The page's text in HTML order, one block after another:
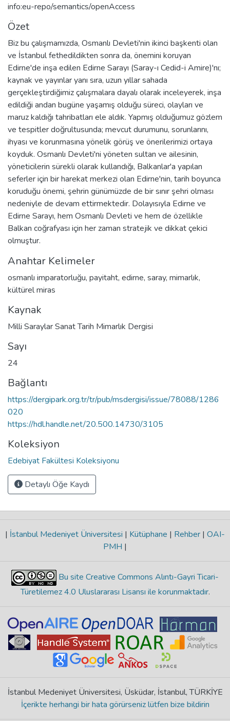
info:eu-repo/semantics/openAccess
Özet
Biz bu çalışmamızda, Osmanlı Devleti'nin ikinci başkenti olan
ve İstanbul fethedildikten sonra da, önemini koruyan
Edirne'de inşa edilen Edirne Sarayı (Saray-ı Cedid-i Amire)'nı;
kaynak ve yayınlar yanı sıra, uzun yıllar sahada
gerçekleştirdiğimiz çalışmalara dayalı olarak inceleyerek, inşa
edildiği andan bugüne yaşamış olduğu süreci, olayları ve
maruz kaldığı tahribatları ele aldık. Yapmış olduğumuz gözlem
ve tespitler doğrultusunda; mevcut durumunu, sorunlarını,
ihyası ve korunmasına yönelik görüş ve önerilerimizi ortaya
koyduk. Osmanlı Devleti'ni yöneten sultan ve ailesinin,
yöneticilerin sürekli olarak kullandığı, Balkanlar'a yapılan
seferler için bir harekat merkezi olan Edirne'nin, tarih boyunca
koruduğu önemi, şehrin günümüzde de bir sınır şehri olması
nedeniyle de devam ettirmektedir. Dolayısıyla Edirne ve
Edirne Sarayı, hem Osmanlı Devleti ve hem de özellikle
Balkan coğrafyası için her zaman stratejik ve dikkat çekici
olmuştur.
Anahtar Kelimeler
osmanlı imparatorluğu, payitaht, edirne, saray, mimarlık,
kültürel miras
Kaynak
Milli Saraylar Sanat Tarih Mimarlık Dergisi
Sayı
24
Bağlantı
https://dergipark.org.tr/tr/pub/msdergisi/issue/78088/1286
020
https://hdl.handle.net/20.500.14730/3105
Koleksiyon
Edebiyat Fakültesi Koleksiyonu
Detaylı Öğe Kaydı
| İstanbul Medeniyet Üniversitesi | Kütüphane | Rehber | OAI-
PMH |
Bu site Creative Commons Alıntı-Gayri Ticari-
Türetilemez 4.0 Uluslararası Lisansı ile korunmaktadır.
İstanbul Medeniyet Üniversitesi, Üsküdar, İstanbul, TÜRKİYE
İçerikte herhangi bir hata görürseniz lütfen bize bildirin